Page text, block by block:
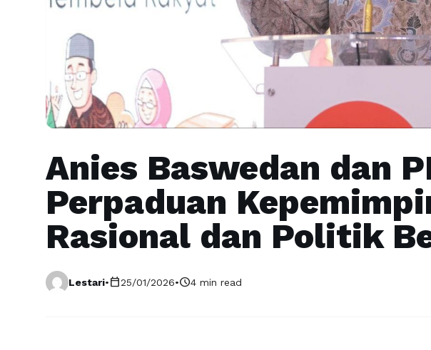
Anies Baswedan dan
Perpaduan
Rasional dan Politik
Lestari•calendar_today25/01/2026•schedule4 min read